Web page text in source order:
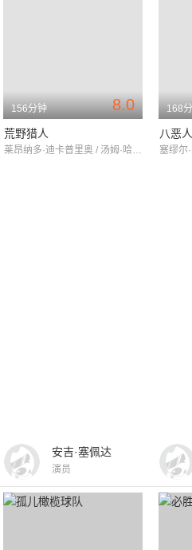
8.0
156分钟
荒野猎人
莱昂纳多·迪卡普里奥 / 汤姆·哈迪 / 多姆纳尔·格里森
168
八恶人
安吉·塞佩达
演员